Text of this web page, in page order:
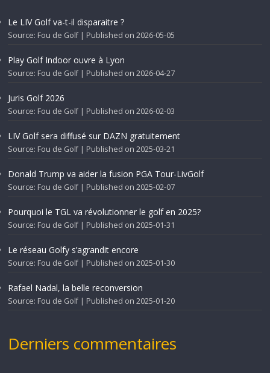
Le LIV Golf va-t-il disparaitre ?
Source: Fou de Golf Published on 2026-05-05
Play Golf Indoor ouvre à Lyon
Source: Fou de Golf Published on 2026-04-27
Juris Golf 2026
Source: Fou de Golf Published on 2026-02-03
LIV Golf sera diffusé sur DAZN gratuitement
Source: Fou de Golf Published on 2025-03-21
Donald Trump va aider la fusion PGA Tour-LivGolf
Source: Fou de Golf Published on 2025-02-07
Pourquoi le TGL va révolutionner le golf en 2025?
Source: Fou de Golf Published on 2025-01-31
Le réseau Golfy s’agrandit encore
Source: Fou de Golf Published on 2025-01-30
Rafael Nadal, la belle reconversion
Source: Fou de Golf Published on 2025-01-20
Derniers commentaires